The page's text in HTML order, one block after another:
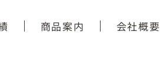
商品案内 会社概要